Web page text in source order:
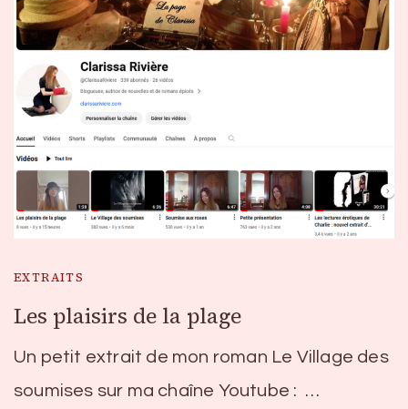
EXTRAITS
Les plaisirs de la plage
Un petit extrait de mon roman Le Village des
soumises sur ma chaîne Youtube : …